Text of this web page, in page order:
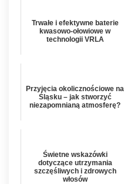
Trwałe i efektywne baterie
kwasowo-ołowiowe w
technologii VRLA
Przyjęcia okolicznościowe na
Śląsku – jak stworzyć
niezapomnianą atmosferę?
Świetne wskazówki
dotyczące utrzymania
szczęśliwych i zdrowych
włosów